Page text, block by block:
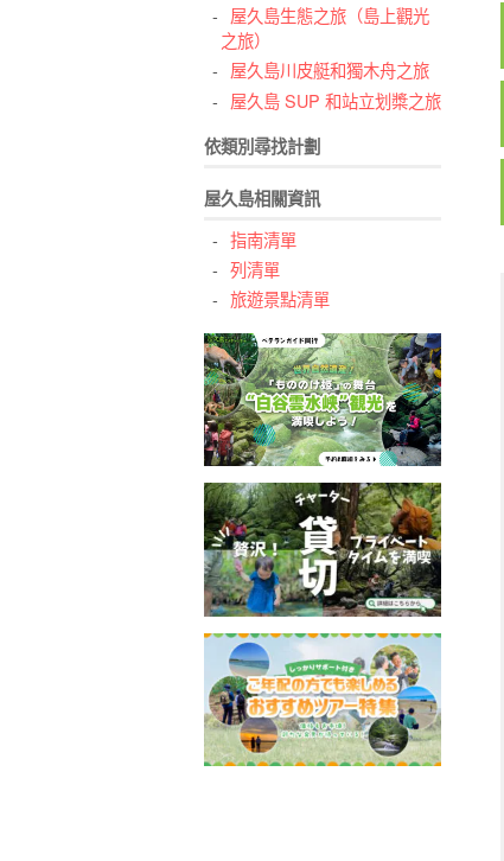
屋久島生態之旅（島上觀光
之旅）
屋久島川皮艇和獨木舟之旅
屋久島 SUP 和站立划槳之旅
依類別尋找計劃
屋久島相關資訊
指南清單
列清單
旅遊景點清單